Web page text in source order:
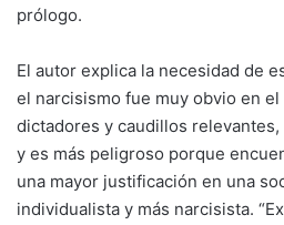
prólogo.
El autor explica la necesidad de
el narcisismo fue muy obvio en
dictadores y caudillos
y es más peligroso porque
una mayor justificación en una
individualista y más narcisista.